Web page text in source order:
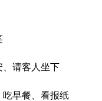
、请客人坐下
吃早餐、看报纸